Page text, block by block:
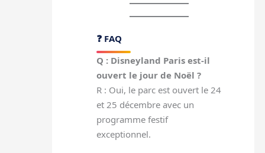
❓ FAQ
Q : Disneyland Paris est-il
ouvert le jour de Noël ?
R : Oui, le parc est ouvert le 24
et 25 décembre avec un
programme festif
exceptionnel.